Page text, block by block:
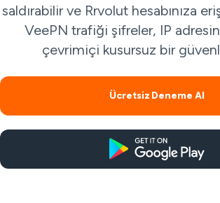
saldırabilir ve Rrvolut hesabınıza
VeePN trafiği şifreler, IP
çevrimiçi kusursuz bir
Ücretsiz Deneme Al